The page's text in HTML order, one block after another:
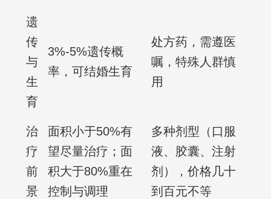
遗
传
与
生
育
3%-5%遗传概
率，可结婚生育
处方药，需遵医
嘱，特殊人群慎
用
治
疗
前
景
面积小于50%有
望尽量治疗；面
积大于80%重在
控制与调理
多种剂型（口服
液、胶囊、注射
剂），价格几十
到百元不等